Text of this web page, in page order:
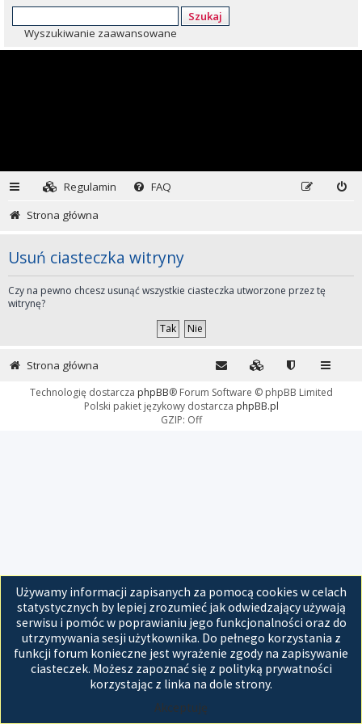
Szukaj
Wyszukiwanie zaawansowane
Regulamin
FAQ
Strona główna
Usuń ciasteczka witryny
Czy na pewno chcesz usunąć wszystkie ciasteczka utworzone przez tę
witrynę?
Używamy informacji zapisanych za pomocą cookies w celach
statystycznych by lepiej zrozumieć jak odwiedzający używają
serwisu i pomóc w poprawianiu jego funkcjonalności oraz do
utrzymywania sesji użytkownika. Do pełnego korzystania z
funkcji forum konieczne jest wyrażenie zgody na zapisywanie
ciasteczek. Możesz zapoznać się z polityką prywatności
korzystając z linka na dole strony.
Akceptuję
Strona główna
Technologię dostarcza phpBB® Forum Software © phpBB Limited
Polski pakiet językowy dostarcza phpBB.pl
GZIP: Off